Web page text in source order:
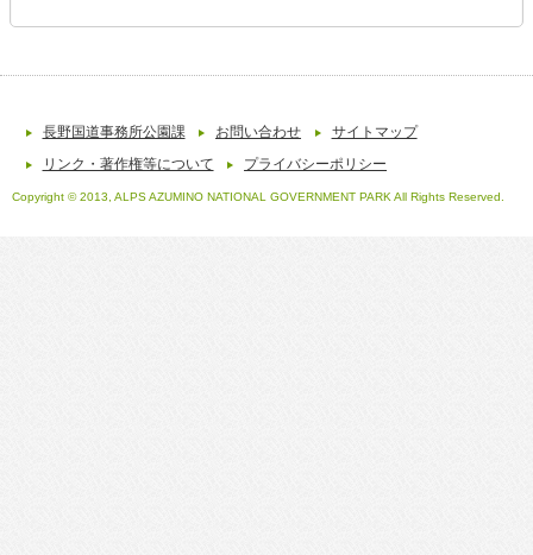
長野国道事務所公園課 お問い合わせ サイトマップ
リンク・著作権等について プライバシーポリシー
Copyright © 2013, ALPS AZUMINO NATIONAL GOVERNMENT PARK All Rights Reserved.